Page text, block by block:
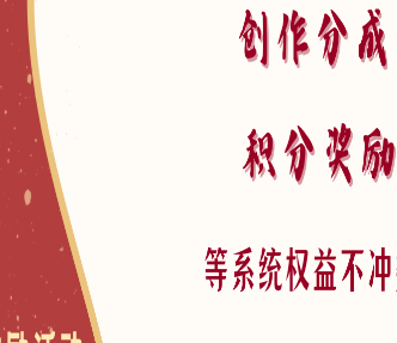
古典园林建筑简模粗模SU模型 素材ID0102080001